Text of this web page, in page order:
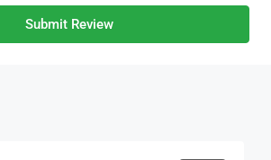
Submit Review